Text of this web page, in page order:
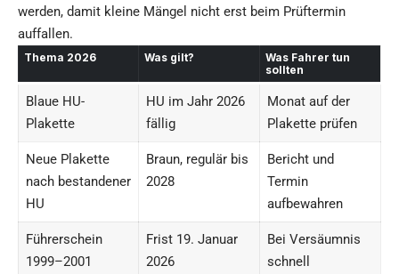
werden, damit kleine Mängel nicht erst beim Prüftermin
auffallen.
Thema 2026 Was gilt?
Was Fahrer tun
sollten
Blaue HU-
Plakette
HU im Jahr 2026
fällig
Monat auf der
Plakette prüfen
Neue Plakette
nach bestandener
HU
Braun, regulär bis
2028
Bericht und
Termin
aufbewahren
Führerschein
1999–2001
Frist 19. Januar
2026
Bei Versäumnis
schnell